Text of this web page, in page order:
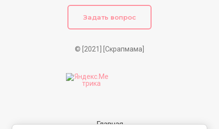
© [2021] [Скрапмама]
Задать вопрос
Главная